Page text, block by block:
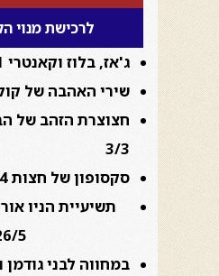
לרכישת מנוי
ג'אז, בלוז וקאנטרי 7/1
שירי האהבה של קול
חצוצרת הזהב של
3/3
סקסופון של חצות 7/4
תשיעיית הניו
5
במחווה לבני גודמן